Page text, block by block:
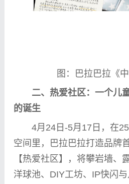
图：巴拉巴拉《
二、热爱社区：一个儿
的诞生
4月24日-5月17日，在
空间里，巴拉巴拉打造品牌
【热爱社区】，将攀岩墙、
洋球池、DIY工坊、IP快闪